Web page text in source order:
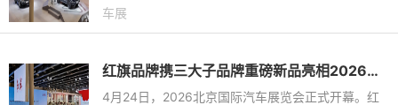
显引领中国高端汽车品牌向上突破的坚实步伐,并始
车展
红旗品牌携三大子品牌重磅新品亮相2026北京车展
4月24日，2026北京国际汽车展览会正式开幕。红